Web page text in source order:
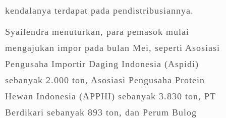
kendalanya terdapat pada pendistribusiannya.
Syailendra menuturkan, para pemasok mulai
mengajukan impor pada bulan Mei, seperti Asosiasi
Pengusaha Importir Daging Indonesia (Aspidi)
sebanyak 2.000 ton, Asosiasi Pengusaha Protein
Hewan Indonesia (APPHI) sebanyak 3.830 ton, PT
Berdikari sebanyak 893 ton, dan Perum Bulog